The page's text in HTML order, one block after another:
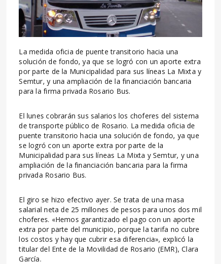
La medida oficia de puente transitorio hacia una
solución de fondo, ya que se logró con un aporte extra
por parte de la Municipalidad para sus líneas La Mixta y
Semtur, y una ampliación de la financiación bancaria
para la firma privada Rosario Bus.
El lunes cobrarán sus salarios los choferes del sistema
de transporte público de Rosario. La medida oficia de
puente transitorio hacia una solución de fondo, ya que
se logró con un aporte extra por parte de la
Municipalidad para sus líneas La Mixta y Semtur, y una
ampliación de la financiación bancaria para la firma
privada Rosario Bus.
El giro se hizo efectivo ayer. Se trata de una masa
salarial neta de 25 millones de pesos para unos dos mil
choferes. «Hemos garantizado el pago con un aporte
extra por parte del municipio, porque la tarifa no cubre
los costos y hay que cubrir esa diferencia», explicó la
titular del Ente de la Movilidad de Rosario (EMR), Clara
García.